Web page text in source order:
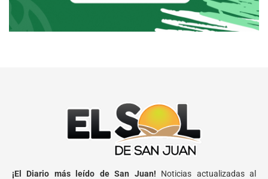
¡El Diario más leído de San Juan! Noticias actualizadas al